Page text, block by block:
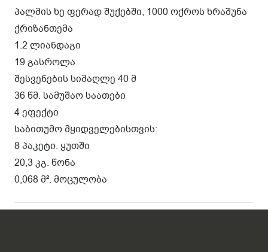
პალმის ხე ფერად შუქებში, 1000 ოქროს ხრაშუნა
ქრიზანთემა
1.2 ლიანდაგი
19 გასროლა
შესვენების სიმაღლე 40 მ
36 წმ. სამუშაო საათები
4 ეფექტი
საბითუმო მყიდველებისთვის:
8 პაკეტი. ყუთში
20,3 კგ. წონა
0,068 მ². მოცულობა